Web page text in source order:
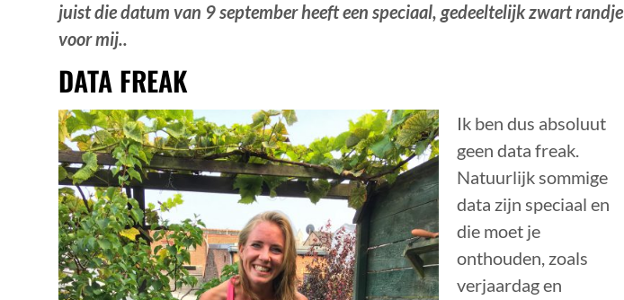
juist die datum van 9 september heeft een speciaal, gedeeltelijk zwart randje
voor mij..
DATA FREAK
Ik ben dus absoluut
geen data freak.
Natuurlijk sommige
data zijn speciaal en
die moet je
onthouden, zoals
verjaardag en